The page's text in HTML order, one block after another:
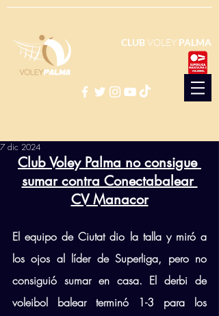
CLUBVOLEY PALMA
7 dic 2024
Club Voley Palma no consigue
sumar contra Conectabalear
CV Manacor
El equipo de Ciutat dio la talla y miró a
los ojos al líder de Superliga, pero no
consiguió sumar en casa. El derbi de
voleibol balear terminó 1-3 para los